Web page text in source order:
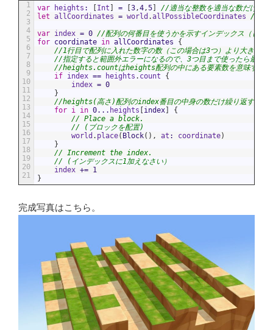
1
2
3
4
5
6
7
8
9
10
11
12
13
14
15
16
17
18
19
20
21
var heights : Int = 3,4,5
//適当な整数を適当な数だけセッ
let allCoordinates = world .allPossibleCoordinates //以前
var index = 0 //配列の何番目を使うかを示すインデックス（しお
for coordinate in allCoordinates
{
//1行目で配列に入れた数字の数（この場合は3つ）より大きな数
//指定すると範囲外エラーになるので、3つ目まで使ったら最初
//heights.countはheights配列の中にある要素数を意味する。
if index == heights . count
{
index = 0
}
//heights(高さ)配列のindex番目の中身の数だけ繰り返す（=そ
for i in 0... heights index
{
// Place a block.
// (ブロックを配置)
world . place( Block( ) , at : coordinate)
}
// Increment the index.
// (インデックスに1加えなさい）
index += 1
}
完成写真はこちら。